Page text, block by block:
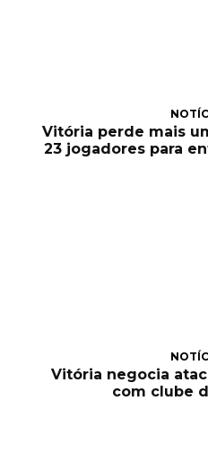
Vitória perde mais
23 jogadores para
Vitória negocia
com clube